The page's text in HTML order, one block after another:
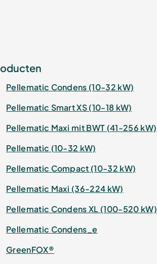
Pellematic Condens (10-32 kW)
Pellematic Smart XS (10-18 kW)
Pellematic Maxi mit BWT (41-256 kW)
Pellematic (10-32 kW)
Pellematic Compact (10-32 kW)
Pellematic Maxi (36-224 kW)
Pellematic Condens XL (100-520 kW)
Pellematic Condens_e
GreenFOX®